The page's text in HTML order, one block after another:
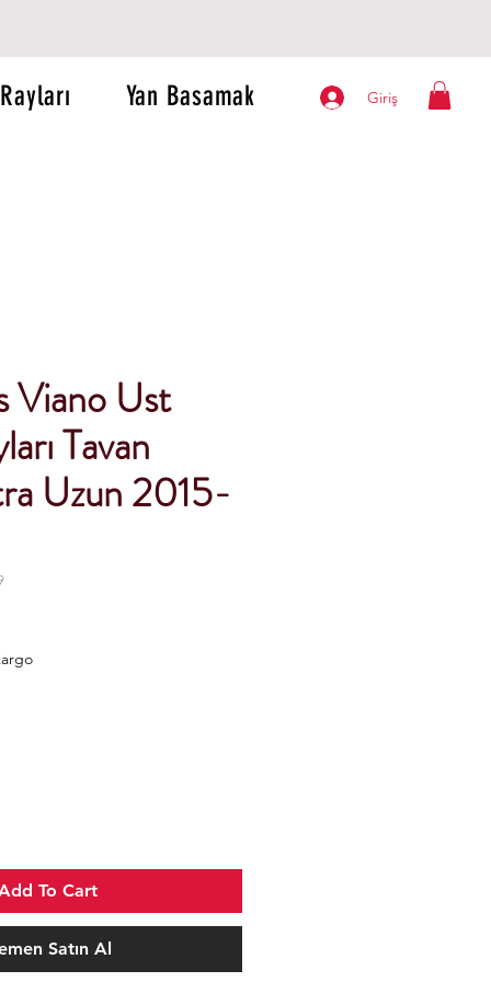
Giriş
Yan Basamak
Viano Ust
Tavan
Uzun 2015-
To Cart
Satın Al